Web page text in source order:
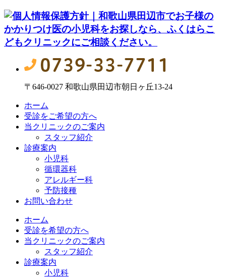
〒646-0027 和歌山県田辺市朝日ヶ丘13-24
ホーム
受診をご希望の方へ
当クリニックのご案内
スタッフ紹介
診療案内
小児科
循環器科
アレルギー科
予防接種
お問い合わせ
ホーム
受診を希望の方へ
当クリニックのご案内
スタッフ紹介
診療案内
小児科